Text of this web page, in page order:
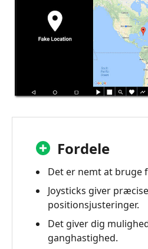
Fordele
Det er nemt at bruge
Joysticks giver præcise
positionsjusteringer.
Det giver dig
ganghastighed.